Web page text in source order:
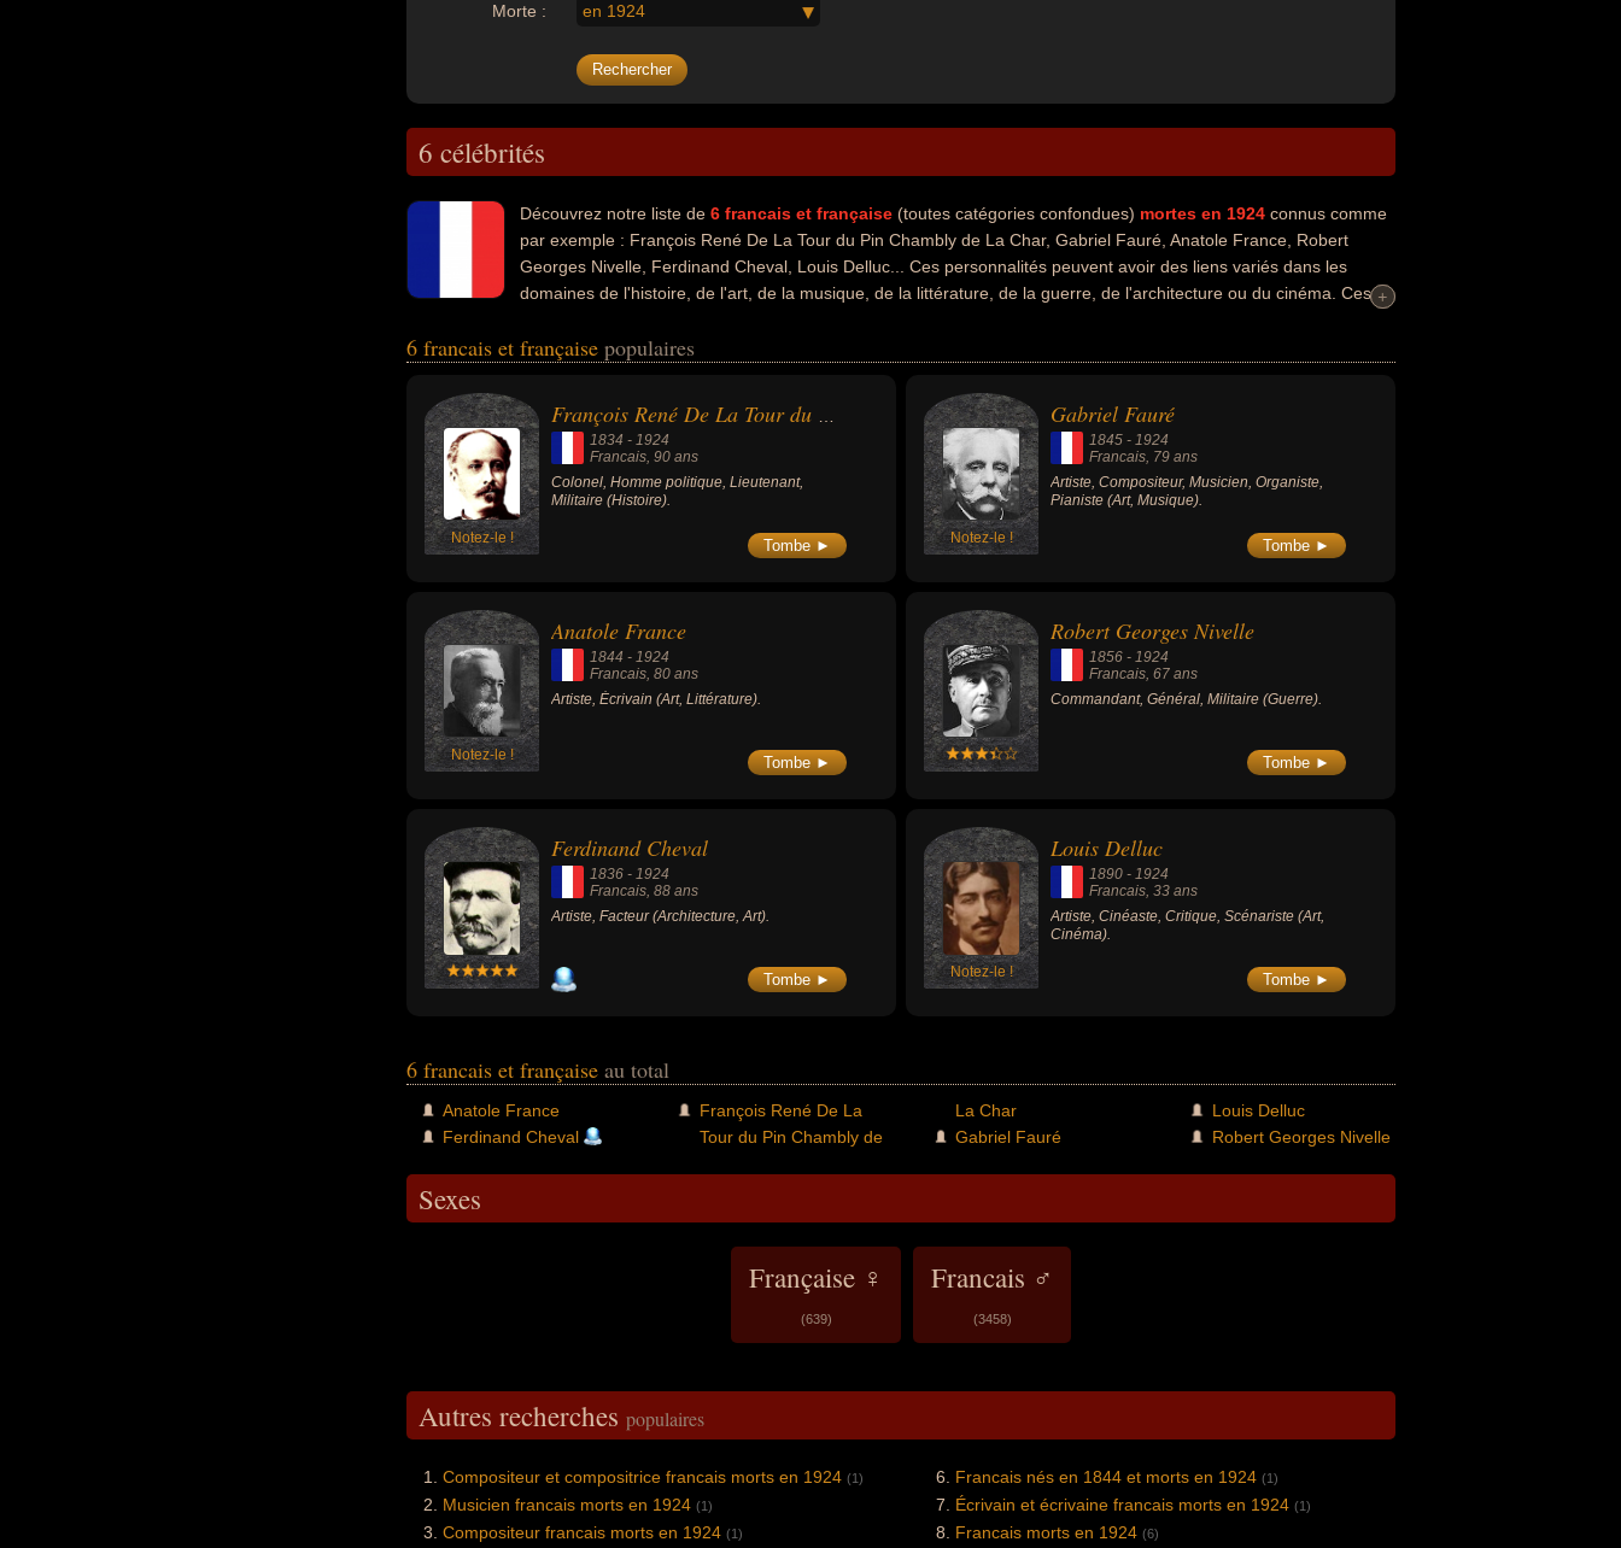
Morte : en 1924
6 célébrités
Découvrez notre liste de 6 francais et française (toutes catégories confondues) mortes en 1924 connus comme
par exemple : François René De La Tour du Pin Chambly de La Char, Gabriel Fauré, Anatole France, Robert
Georges Nivelle, Ferdinand Cheval, Louis Delluc... Ces personnalités peuvent avoir des liens variés dans les
domaines de l'histoire, de l'art, de la musique, de la littérature, de la guerre, de l'architecture ou du cinéma. Ces
pianiste, écrivain, commandant, général, facteur, cinéaste, critique ou scénariste.
+
+
6 francais et française populaires
Notez-le !
1834 - 1924
Francais, 90 ans
Colonel, Homme politique, Lieutenant,
Militaire (Histoire).
Tombe ► Notez-le !
Gabriel Fauré
1845 -1924
Francais, 79 ans
Artiste, Compositeur, Musicien, Organiste,
Pianiste (Art, Musique).
Tombe ►
Notez-le !
Anatole France
1844 - 1924
Francais, 80 ans
Artiste, Écrivain (Art, Littérature).
Tombe ►
Robert Georges Nivelle
1856 -1924
Francais, 67 ans
Commandant, Général, Militaire (Guerre).
Tombe ►
Ferdinand Cheval
1836 - 1924
Francais, 88 ans
Artiste, Facteur (Architecture, Art).
Tombe ► Notez-le !
Louis Delluc
1890 -1924
Francais, 33 ans
Artiste, Cinéaste, Critique, Scénariste (Art,
Cinéma).
Tombe ►
6 francais et française au total
Anatole France
Ferdinand Cheval
François René De La
Tour du Pin Chambly de
La Char
Gabriel Fauré
Louis Delluc
Robert Georges Nivelle
Sexes
Française ♀
(639)
Francais ♂
(3458)
Autres recherches populaires
Compositeur et compositrice francais morts en 1924 (1)
Musicien francais morts en 1924 (1)
Compositeur francais morts en 1924 (1)
Francais nés en 1844 et morts en 1924 (1)
Écrivain et écrivaine francais morts en 1924 (1)
Francais morts en 1924 (6)